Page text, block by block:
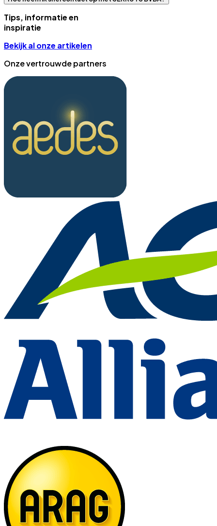
Tips, informatie en
inspiratie
Bekijk al onze artikelen
Onze vertrouwde partners